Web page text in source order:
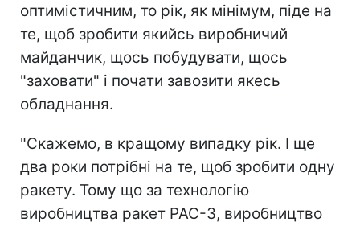
оптимістичним, то рік, як мінімум, піде на
те, щоб зробити якийсь виробничий
майданчик, щось побудувати, щось
"заховати" і почати завозити якесь
обладнання.
"Скажемо, в кращому випадку рік. І ще
два роки потрібні на те, щоб зробити одну
ракету. Тому що за технологію
виробництва ракет PAC-3, виробництво